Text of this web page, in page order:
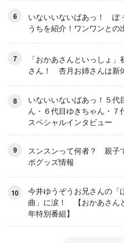
いないいないばあっ！ ぽ
うちを紹介！ワンワンとの
「おかあさんといっしょ
さん！ 杏月お姉さんは新
いないいないばあっ！５代
ん・６代目ゆきちゃん・７
スペシャルインタビュー
スンスンって何者？ 親子
ボグッズ情報
今井ゆうぞうお兄さんの「
曲」に涙！ 【おかあさん
年特別番組】